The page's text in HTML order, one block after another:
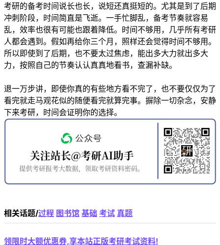
考研的备考时间说长也长，说短还真挺短的。尤其是到了后期
冲刺阶段，时间简直是飞逝。一手忙脚乱，备考节奏就容易
乱，效率也很有可能也跟着降低。时间不够用，几乎所有考研
人都会遇到。假如再给你三个月，照样还会觉得时间不够用。
所以即使到了后期，也不要太过焦虑，能出多大力就出多大
力，按照自己的节奏认认真真地看书，查漏补缺。
退一万步讲，即使你真的有些地方看不完了，也不要仅仅为了
看完就走马观花似的随便看完就算完事。摒除一切杂念，安静
下来考研，时间会证明你的选择。
相关话题/过程 图书馆 基础 考试 真题
领限时大额优惠券,享本站正版考研考试资料!